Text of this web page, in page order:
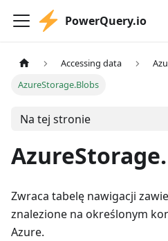
PowerQuery.io
Accessing data
AzureStorage.Blobs
Na tej stronie
Zwraca tabelę nawigacji
znalezione na określonym
Azure.